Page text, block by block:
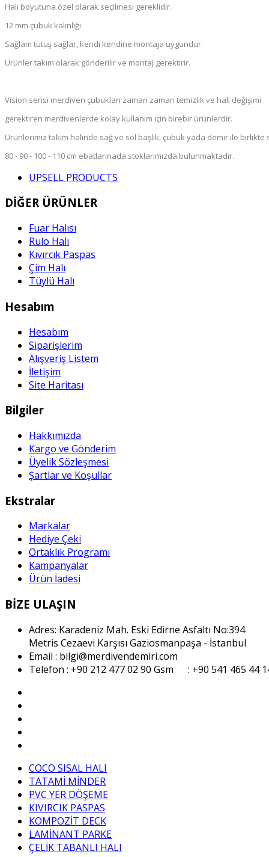
Halı boyutuna özel olarak seçilmesi gereklidir.
12 mm çubuk kalınlığı
Sağlam tutuş sağlar, kendi kendine montaja uygundur.
Ürünler takım olarak gönderilir ve montaj gerektirir.
Vision serisi merdiven çubukları zaman zaman temizlik ve halı değişimi
gerektiren merdivenlerde kolay kullanım için birebir ürünlerdir.
Ürünlerimiz takım halinde sağ ve sol başlık, çubuk yada demir ile birlikte
80 - 90 - 100 - 110 cm ebatlarınada stoklarımızda bulunmaktadır.
UPSELL PRODUCTS
DİĞER ÜRÜNLER
Fuar Halısı
Rulo Halı
Kıvırcık Paspas
Çim Halı
Tüylü Halı
Hesabım
Hesabım
Siparişlerim
Alışveriş Listem
İletişim
Site Haritası
Bilgiler
Hakkımızda
Kargo ve Gönderim
Üyelik Sözleşmesi
Şartlar ve Koşullar
Ekstralar
Markalar
Hediye Çeki
Ortaklık Programı
Kampanyalar
Ürün İadesi
BİZE ULAŞIN
Adres: Karadeniz Mah. Eski Edirne Asfaltı No:394
Metris Cezaevi Karşısı Gaziosmanpaşa - İstanbul
Email : bilgi@merdivendemiri.com
Telefon : +90 212 477 02 90 Gsm : +90 541 465 44
COCO SISAL HALI
TATAMİ MİNDER
PVC YER DÖŞEME
KIVIRCIK PASPAS
KOMPOZİT DECK
LAMİNANT PARKE
ÇELİK TABANLI HALI